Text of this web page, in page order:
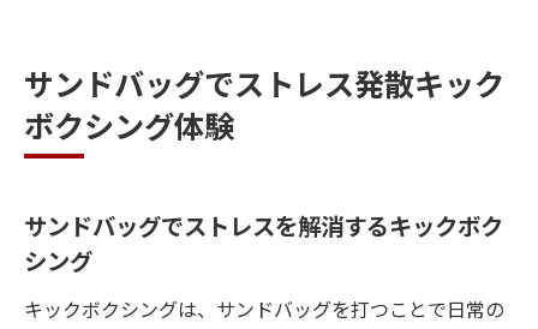
サンドバッグでストレス発散キック
ボクシング体験
サンドバッグでストレスを解消するキックボク
シング
キックボクシングは、サンドバッグを打つことで日常の